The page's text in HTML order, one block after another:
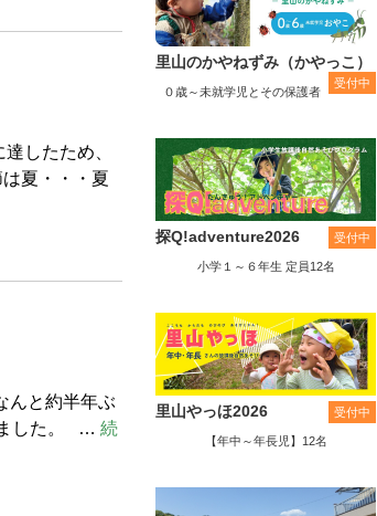
したため、
夏・・・夏
んと約半年ぶ
ました。 … 続
里山のかやねずみ（かやっこ）
受付中
０歳～未就学児とその保護者
探Q!adventure2026 受付中
小学１～６年生 定員12名
里山やっほ2026 受付中
【年中～年長児】12名